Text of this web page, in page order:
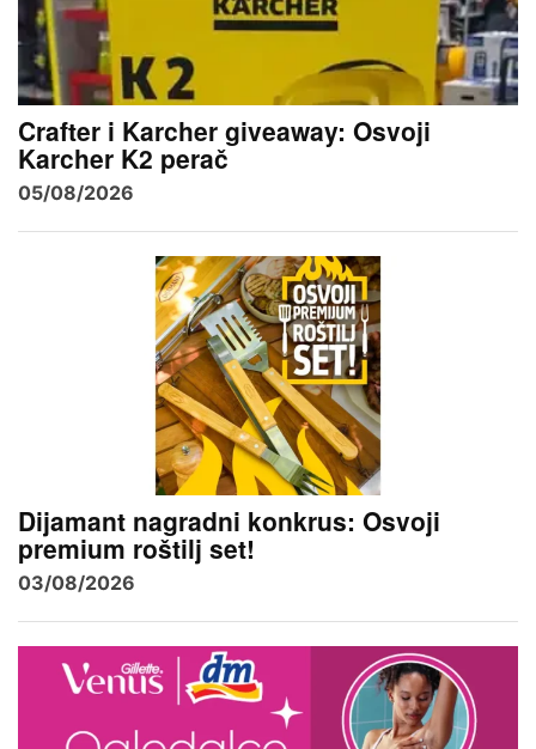
Crafter i Karcher giveaway: Osvoji
Karcher K2 perač
05/08/2026
Dijamant nagradni konkrus: Osvoji
premium roštilj set!
03/08/2026